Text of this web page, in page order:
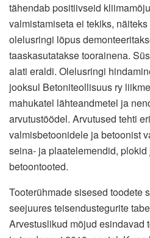
tähendab positiivseid
valmistamiseta ei tekiks,
olelusringi lõpus
taaskasutatakse toorainena.
alati eraldi. Olelusringi
jooksul Betoniteollisuus ry
mahukatel lähteandmetel ja
arvutustöödel. Arvutused tehti
valmisbetoonidele ja betoonist
seina- ja plaatelemendid,
betoontooted.
Tooterühmade sisesed toodete
seejuures teisendustegurite
Arvestuslikud mõjud esindavad